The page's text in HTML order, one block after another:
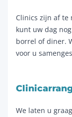
Clinics zijn af te
kunt uw dag
borrel of diner.
voor u
We laten u